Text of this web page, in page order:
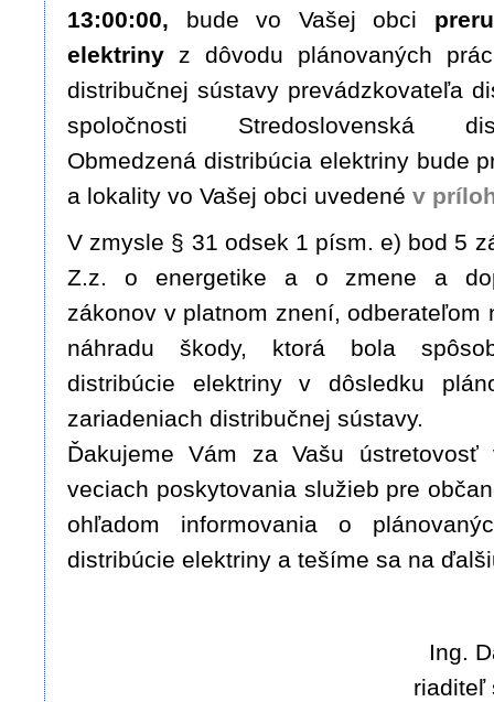
13:00:00, bude vo Vašej obci
elektriny z dôvodu plánovaných
distribučnej sústavy prevádzkovateľa
spoločnosti Stredoslovenská
Obmedzená distribúcia elektriny bude
a lokality vo Vašej obci uvedené v
V zmysle § 31 odsek 1 písm. e) bod 5
Z.z. o energetike a o zmene a
zákonov v platnom znení, odberateľom
náhradu škody, ktorá bola
distribúcie elektriny v dôsledku
zariadeniach distribučnej sústavy.
Ďakujeme Vám za Vašu ústretovosť
veciach poskytovania služieb pre
ohľadom informovania o
distribúcie elektriny a tešíme sa na
Ing.
riaditeľ